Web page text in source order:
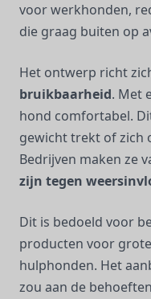
voor werkhonden,
die graag buiten op
Het ontwerp richt
bruikbaarheid. Met
hond comfortabel.
gewicht trekt of zich
Bedrijven maken ze
zijn tegen
Dit is bedoeld voor
producten voor
hulphonden. Het
zou aan de